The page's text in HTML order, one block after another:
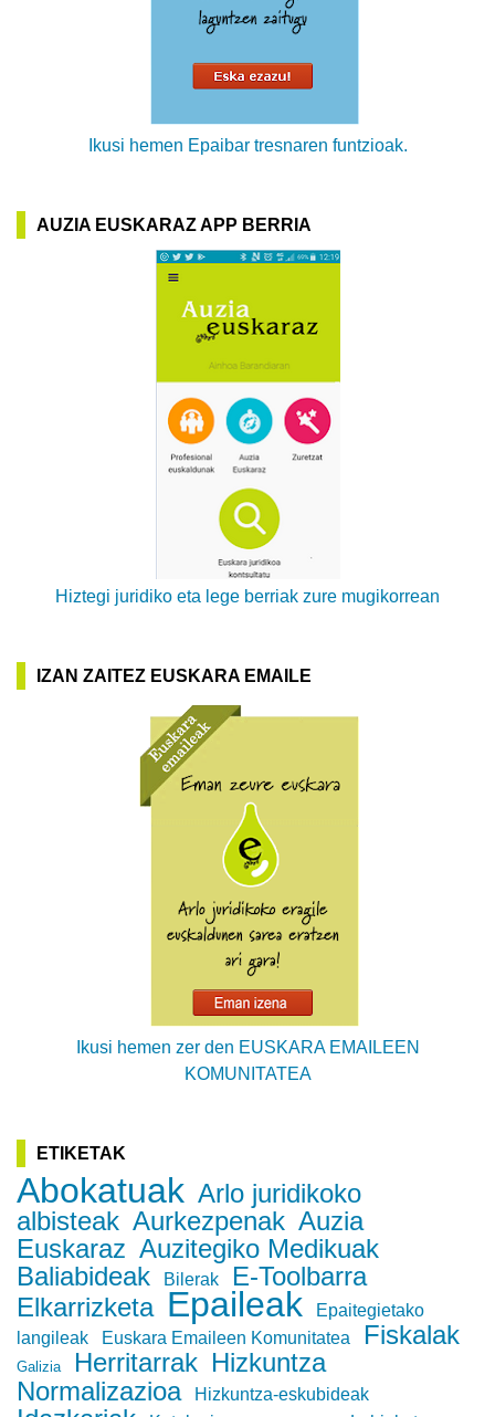
Ikusi hemen Epaibar tresnaren funtzioak.
AUZIA EUSKARAZ APP BERRIA
Hiztegi juridiko eta lege berriak zure mugikorrean
IZAN ZAITEZ EUSKARA EMAILE
Ikusi hemen zer den EUSKARA EMAILEEN
KOMUNITATEA
ETIKETAK
Abokatuak Arlo juridikoko
albisteak Aurkezpenak Auzia
Euskaraz Auzitegiko Medikuak
Baliabideak
Bilerak
E-Toolbarra
Elkarrizketa Epaileak
Epaitegietako
langileak
Euskara Emaileen Komunitatea Fiskalak
Galizia Herritarrak Hizkuntza
Normalizazioa
Hizkuntza-eskubideak